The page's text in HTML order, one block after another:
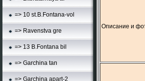
=> 10 st.B.Fontana-vol
=> Ravenstva gre
=> 13 B.Fontana bil
=> Garchina tan
=> Garchina apart-2
Описание и